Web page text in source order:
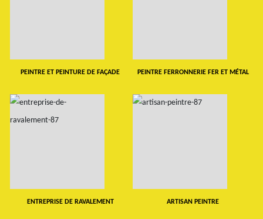
PEINTRE ET PEINTURE DE FAÇADE PEINTRE FERRONNERIE FER ET MÉTAL
ENTREPRISE DE RAVALEMENT ARTISAN PEINTRE